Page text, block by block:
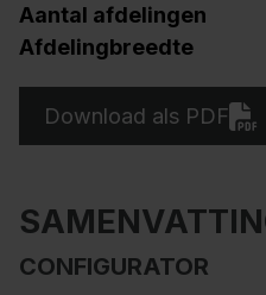
Aantal afdelingen
Afdelingbreedte
Download als PDF
CONFIGURATOR